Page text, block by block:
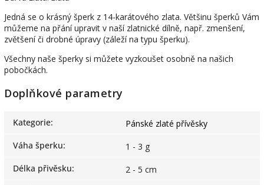
Jedná se o krásný šperk z 14-karátového zlata. Většinu šperků Vám
můžeme na přání upravit v naší zlatnické dílně, např. zmenšení,
zvětšení či drobné úpravy (záleží na typu šperku).
Všechny naše šperky si můžete vyzkoušet osobně na našich
pobočkách.
Doplňkové parametry
Kategorie:
Pánské zlaté přívěsky
Váha šperku:
1 - 3 g
Délka přivěsku:
2 - 5 cm